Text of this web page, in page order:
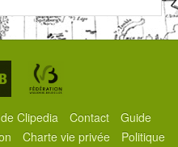
Clipedia Contact
Guide
Charte vie privée
Politique